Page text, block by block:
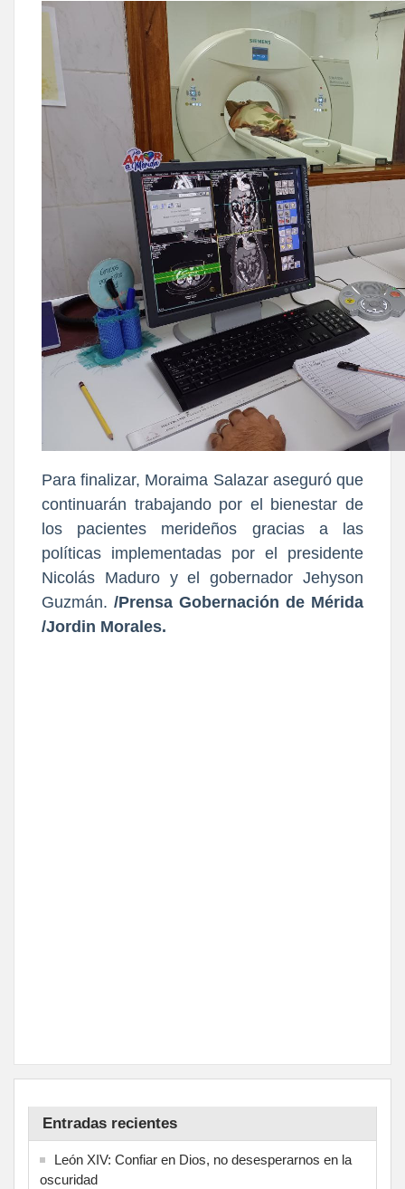
Para finalizar, Moraima Salazar aseguró que
continuarán trabajando por el bienestar de
los pacientes merideños gracias a las
políticas implementadas por el presidente
Nicolás Maduro y el gobernador Jehyson
Guzmán. /Prensa Gobernación de Mérida
/Jordin Morales.
Entradas recientes
León XIV: Confiar en Dios, no desesperarnos en la
oscuridad